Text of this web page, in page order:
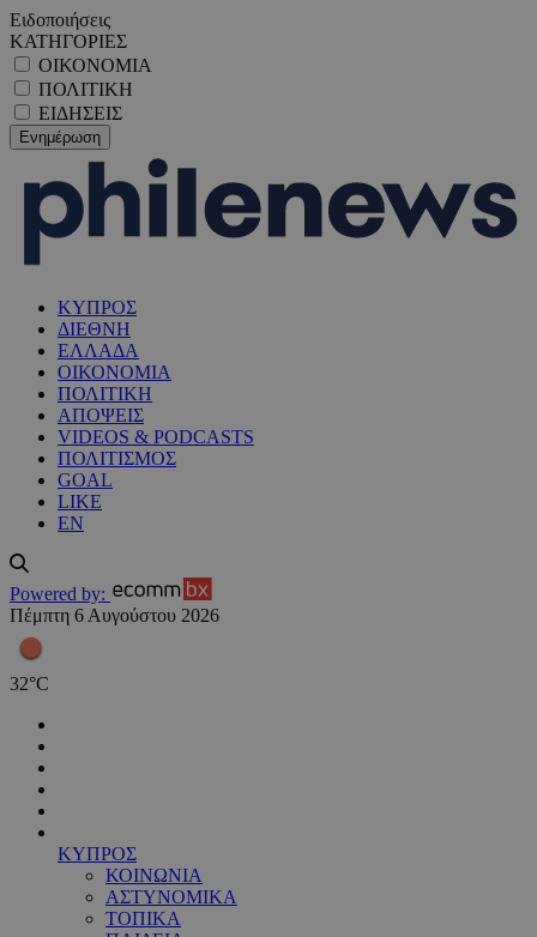
Ειδοποιήσεις
ΚΑΤΗΓΟΡΙΕΣ
ΟΙΚΟΝΟΜΙΑ
ΠΟΛΙΤΙΚΗ
ΕΙΔΗΣΕΙΣ
ΚΥΠΡΟΣ
ΔΙΕΘΝΗ
ΕΛΛΑΔΑ
ΟΙΚΟΝΟΜΙΑ
ΠΟΛΙΤΙΚΗ
ΑΠΟΨΕΙΣ
VIDEOS & PODCASTS
ΠΟΛΙΤΙΣΜΟΣ
GOAL
LIKE
EN
Powered by:
Πέμπτη 6 Αυγούστου 2026
32°C
ΚΥΠΡΟΣ
ΚΟΙΝΩΝΙΑ
ΑΣΤΥΝΟΜΙΚΑ
ΤΟΠΙΚΑ